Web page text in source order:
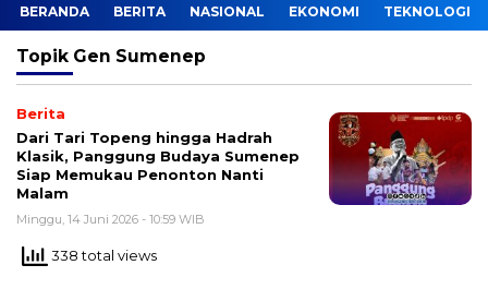
BERANDA BERITA NASIONAL EKONOMI TEKNOLOGI
Topik Gen Sumenep
Berita
Dari Tari Topeng hingga Hadrah
Klasik, Panggung Budaya Sumenep
Siap Memukau Penonton Nanti
Malam
Minggu, 14 Juni 2026 - 10:59 WIB
338 total views